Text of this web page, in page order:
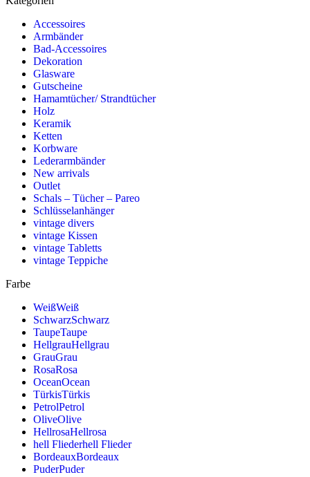
Accessoires
Armbänder
Bad-Accessoires
Dekoration
Glasware
Gutscheine
Hamamtücher/ Strandtücher
Holz
Keramik
Ketten
Korbware
Lederarmbänder
New arrivals
Outlet
Schals – Tücher – Pareo
Schlüsselanhänger
vintage divers
vintage Kissen
vintage Tabletts
vintage Teppiche
Farbe
WeißWeiß
SchwarzSchwarz
TaupeTaupe
HellgrauHellgrau
GrauGrau
RosaRosa
OceanOcean
TürkisTürkis
PetrolPetrol
OliveOlive
HellrosaHellrosa
hell Fliederhell Flieder
BordeauxBordeaux
PuderPuder